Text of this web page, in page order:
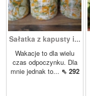
Sałatka z kapusty i...
Wakacje to dla wielu
czas odpoczynku. Dla
mnie jednak to... ⇖ 292